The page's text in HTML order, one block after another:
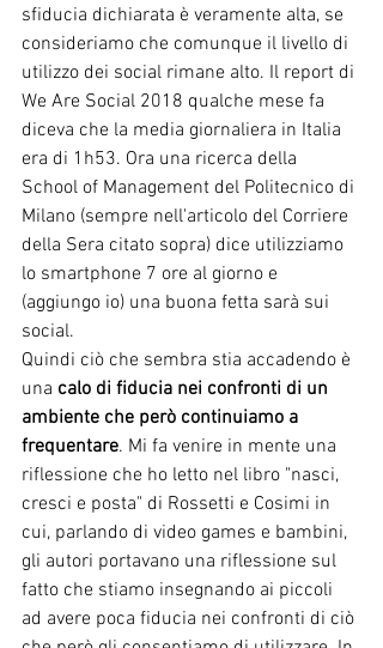
sfiducia dichiarata è veramente alta, se
consideriamo che comunque il livello di
utilizzo dei social rimane alto. Il report di
We Are Social 2018 qualche mese fa
diceva che la media giornaliera in Italia
era di 1h53. Ora una ricerca della
School of Management del Politecnico di
Milano (sempre nell'articolo del Corriere
della Sera citato sopra) dice utilizziamo
lo smartphone 7 ore al giorno e
(aggiungo io) una buona fetta sarà sui
social.
Quindi ciò che sembra stia accadendo è
una calo di fiducia nei confronti di un
ambiente che però continuiamo a
frequentare. Mi fa venire in mente una
riflessione che ho letto nel libro "nasci,
cresci e posta" di Rossetti e Cosimi in
cui, parlando di video games e bambini,
gli autori portavano una riflessione sul
fatto che stiamo insegnando ai piccoli
ad avere poca fiducia nei confronti di ciò